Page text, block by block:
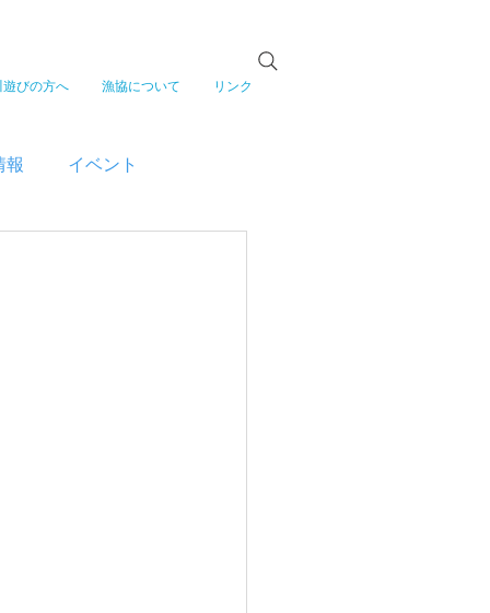
遊びの方へ 漁協について リンク
報 イベント